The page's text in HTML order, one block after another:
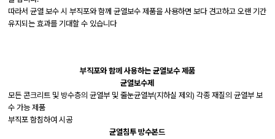
따라서 균열 보수 시 부직포와 함께 균열보수 제품을 사용하면 보다 견고하고 오랜 기간
유지되는 효과를 기대할 수 있습니다
부직포와 함께 사용하는 균열보수 제품
균열보수제
모든 콘크리트 및 방수층의 균열부 및 줄눈균열부(지하실 제외) 각종 재질의 균열부 보
수 가능 제품
부직포 함침하여 시공
균열침투 방수본드